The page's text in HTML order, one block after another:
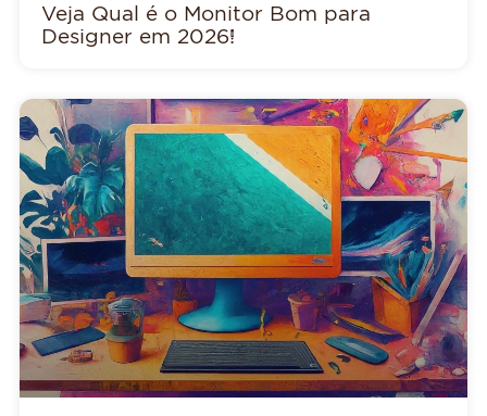
Veja Qual é o Monitor Bom para
Designer em 2026!